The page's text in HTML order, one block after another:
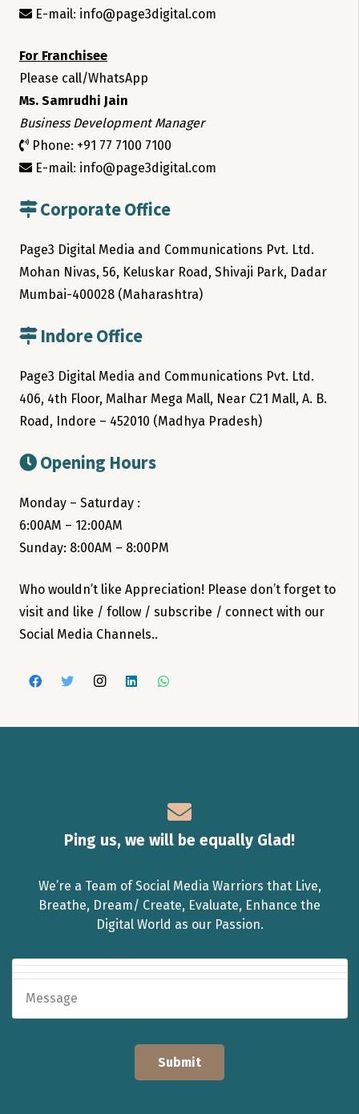
E-mail: info@page3digital.com
For Franchisee
Please call/WhatsApp
Ms. Samrudhi Jain
Business Development Manager
Phone: +91 77 7100 7100
E-mail: info@page3digital.com
Corporate Office
Page3 Digital Media and Communications Pvt. Ltd.
Mohan Nivas, 56, Keluskar Road, Shivaji Park, Dadar
Mumbai-400028 (Maharashtra)
Indore Office
Page3 Digital Media and Communications Pvt. Ltd.
406, 4th Floor, Malhar Mega Mall, Near C21 Mall, A. B.
Road, Indore – 452010 (Madhya Pradesh)
Opening Hours
Monday – Saturday :
6:00AM – 12:00AM
Sunday: 8:00AM – 8:00PM
Who wouldn’t like Appreciation! Please don’t forget to
visit and like / follow / subscribe / connect with our
Social Media Channels..
Ping us, we will be equally Glad!
We’re a Team of Social Media Warriors that Live,
Breathe, Dream/ Create, Evaluate, Enhance the
Digital World as our Passion.